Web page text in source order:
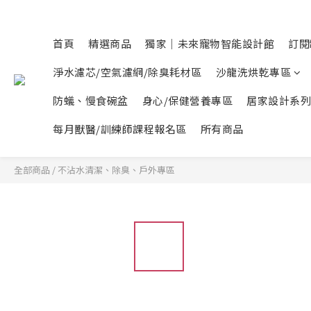
首頁 精選商品 獨家｜未來寵物智能設計館
訂
淨水濾芯/空氣濾網/除臭耗材區
沙龍洗烘乾專區
防蟻、慢食碗盆
身心/保健營養專區
居家設計系
每月獸醫/訓練師課程報名區
所有商品
全部商品 / 不沾水清潔、除臭、戶外專區